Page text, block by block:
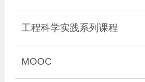
工程科学实践系列课程
MOOC